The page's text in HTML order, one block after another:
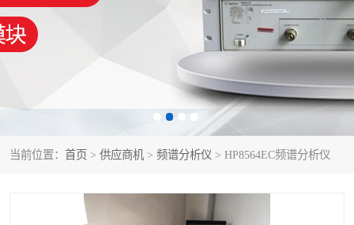
当前位置： 首页 > 供应商机 > 频谱分析仪 > HP8564EC频谱分析仪
泰克示波器 电池测试仪
函数信号发生器
校准件
阻抗分析仪